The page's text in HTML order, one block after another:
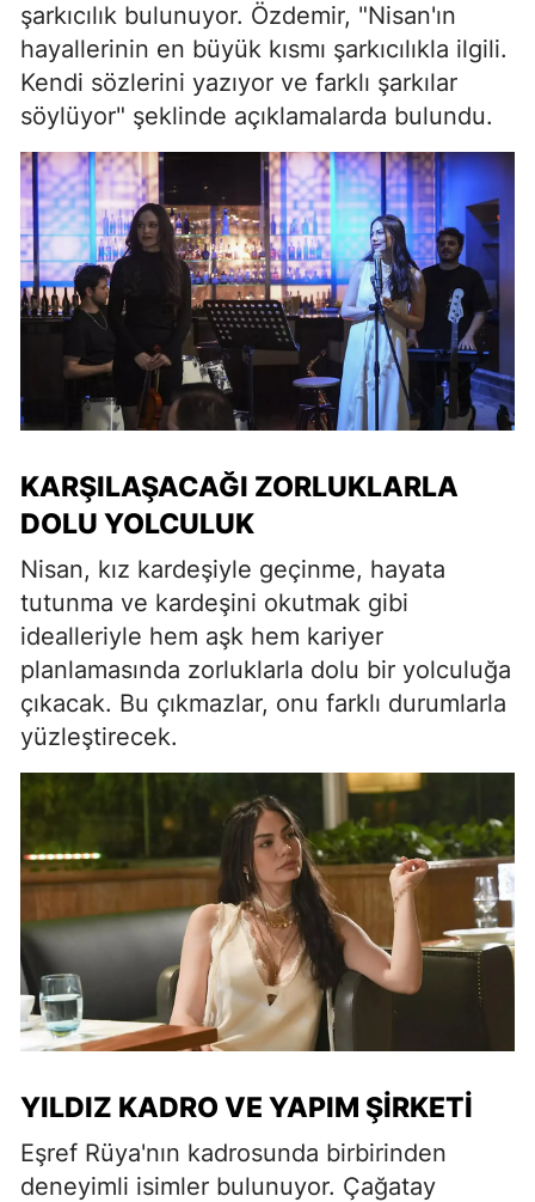
şarkıcılık bulunuyor. Özdemir, "Nisan'ın
hayallerinin en büyük kısmı şarkıcılıkla ilgili.
Kendi sözlerini yazıyor ve farklı şarkılar
söylüyor" şeklinde açıklamalarda bulundu.
KARŞILAŞACAĞI ZORLUKLARLA
DOLU YOLCULUK
Nisan, kız kardeşiyle geçinme, hayata
tutunma ve kardeşini okutmak gibi
idealleriyle hem aşk hem kariyer
planlamasında zorluklarla dolu bir yolculuğa
çıkacak. Bu çıkmazlar, onu farklı durumlarla
yüzleştirecek.
YILDIZ KADRO VE YAPIM ŞIRKETI
Eşref Rüya'nın kadrosunda birbirinden
deneyimli isimler bulunuyor. Çağatay